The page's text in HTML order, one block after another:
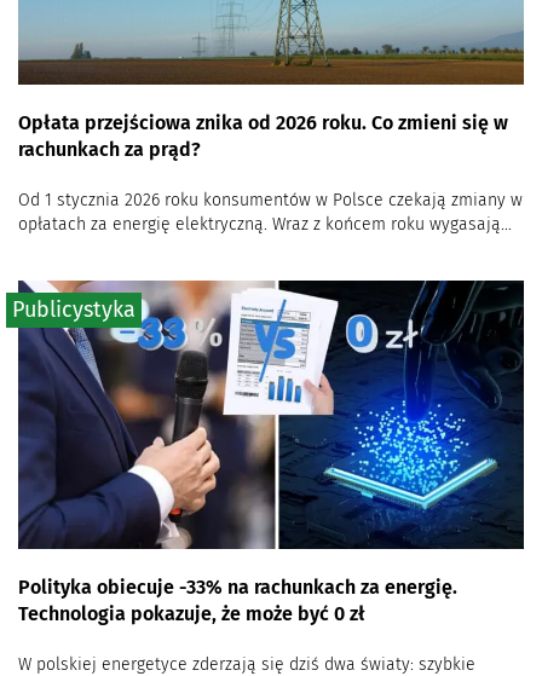
Opłata przejściowa znika od 2026 roku. Co zmieni się w
rachunkach za prąd?
Od 1 stycznia 2026 roku konsumentów w Polsce czekają zmiany w
opłatach za energię elektryczną. Wraz z końcem roku wygasają...
Polityka obiecuje -33% na rachunkach za energię.
Technologia pokazuje, że może być 0 zł
W polskiej energetyce zderzają się dziś dwa światy: szybkie
Publicystyka